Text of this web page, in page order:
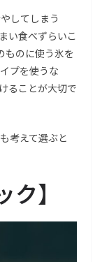
してしまう
い食べずらいこ
ものに使う氷を
プを使うな
ることが大切で
考えて選ぶと
】